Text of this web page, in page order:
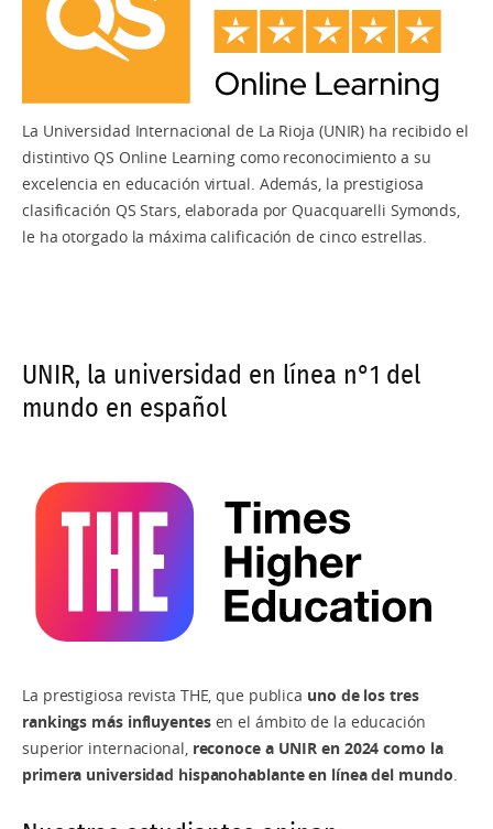
La Universidad Internacional de La Rioja (UNIR) ha recibido el
distintivo QS Online Learning como reconocimiento a su
excelencia en educación virtual. Además, la prestigiosa
clasificación QS Stars, elaborada por Quacquarelli Symonds,
le ha otorgado la máxima calificación de cinco estrellas.
UNIR, la universidad en línea n°1 del
mundo en español
La prestigiosa revista THE, que publica uno de los tres
rankings más influyentesen el ámbito de la educación
superior internacional, reconoce a UNIR en 2024 como la
primera universidad hispanohablante en línea del mundo.